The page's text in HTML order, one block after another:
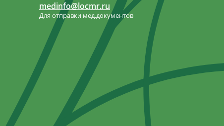
medinfo@locmr.ru
Для отправки мед.документов